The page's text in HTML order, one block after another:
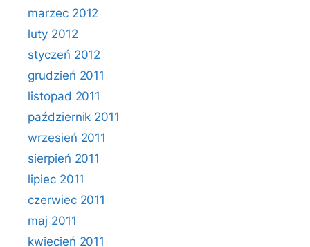
marzec 2012
luty 2012
styczeń 2012
grudzień 2011
listopad 2011
październik 2011
wrzesień 2011
sierpień 2011
lipiec 2011
czerwiec 2011
maj 2011
kwiecień 2011